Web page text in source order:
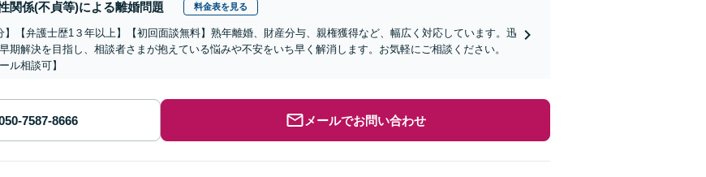
関係(不貞等)による離婚問題 料金表を見る
】【弁護士歴1３年以上】【初回面談無料】熟年離婚、財産分与、親権獲得など、幅広く対応しています。迅
期解決を目指し、相談者さまが抱えている悩みや不安をいち早く解消します。お気軽にご相談ください。
ル相談可】
メールでお問い合わせ